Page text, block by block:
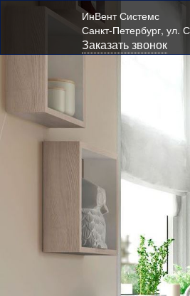
ИнВент Системс
Санкт-Петербург, ул.
Заказать звонок